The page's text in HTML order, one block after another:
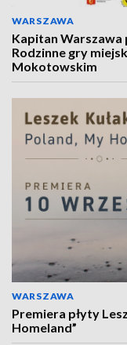
WARSZAWA
Kapitan
Rodzinne gry
Mokotowskim
WARSZAWA
Premiera płyty
Homeland”